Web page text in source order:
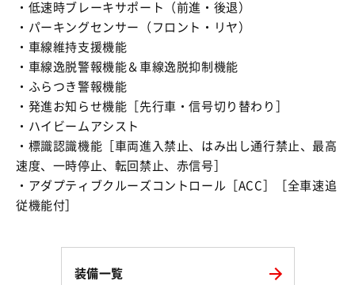
・低速時ブレーキサポート（前進・後退）
・パーキングセンサー（フロント・リヤ）
・車線維持支援機能
・車線逸脱警報機能＆車線逸脱抑制機能
・ふらつき警報機能
・発進お知らせ機能［先行車・信号切り替わり］
・ハイビームアシスト
・標識認識機能［車両進入禁止、はみ出し通行禁止、最高
速度、一時停止、転回禁止、赤信号］
・アダプティブクルーズコントロール［ACC］［全車速追
従機能付］
装備一覧